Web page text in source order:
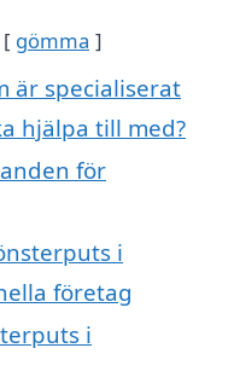
gömma
är specialiserat
hjälpa till med?
för
i
företag
i